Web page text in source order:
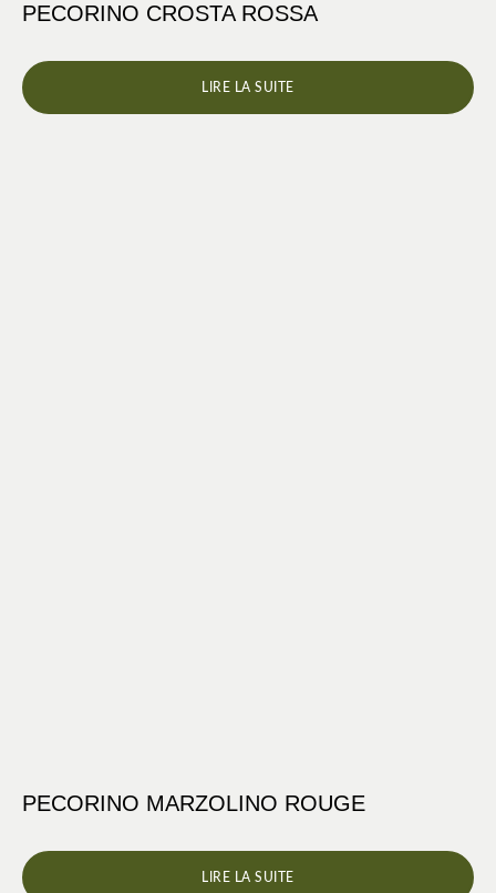
PECORINO CROSTA ROSSA
LIRE LA SUITE
PECORINO MARZOLINO ROUGE
LIRE LA SUITE